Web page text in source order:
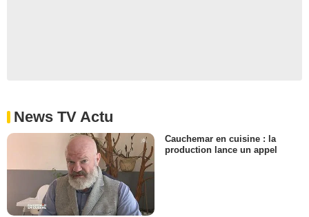
News TV Actu
Cauchemar en cuisine : la
production lance un appel